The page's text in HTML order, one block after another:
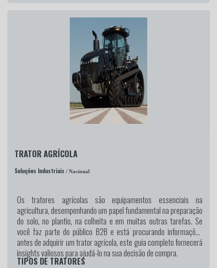
TRATOR AGRÍCOLA
Soluções Industriais / Nacional
Os tratores agrícolas são equipamentos essenciais na
agricultura, desempenhando um papel fundamental na preparação
do solo, no plantio, na colheita e em muitas outras tarefas. Se
você faz parte do público B2B e está procurando informações
antes de adquirir um trator agrícola, este guia completo fornecerá
insights valiosos para ajudá-lo na sua decisão de compra.
TIPOS DE TRATORES